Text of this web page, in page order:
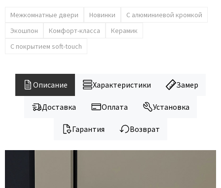
Межкомнатные двери Новинки
С алюминиевой кромкой
Экошпон
Комфорт-класса
Керамик
С покрытием soft-touch
Описание Характеристики Замер
Доставка Оплата Установка
Гарантия Возврат